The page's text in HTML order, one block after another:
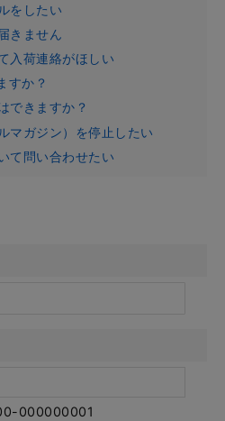
をしたい
きません
入荷連絡がほしい
すか？
できますか？
マガジン）を停止したい
て問い合わせたい
000000001